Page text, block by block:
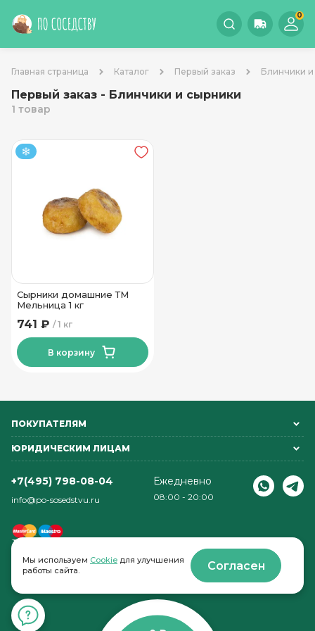
0
Главная страница Каталог Первый заказ Блинчики
Первый заказ - Блинчики и сырники
1 товар
Сырники домашние ТМ
Мельница 1 кг
1 кг
741 ₽
В корзину
ПОКУПАТЕЛЯМ
ЮРИДИЧЕСКИМ ЛИЦАМ
+7(495) 798-08-04
info@po-sosedstvu.ru
Ежедневно
08:00 - 20:00
© 2022-2026 . По соседству
Мы используем Cookie для улучшения
работы сайта.
Согласен